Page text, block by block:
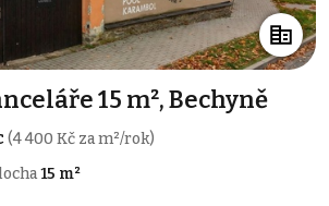
15 m², Bechyně
(4 400 Kč za m²/rok)
15 m²